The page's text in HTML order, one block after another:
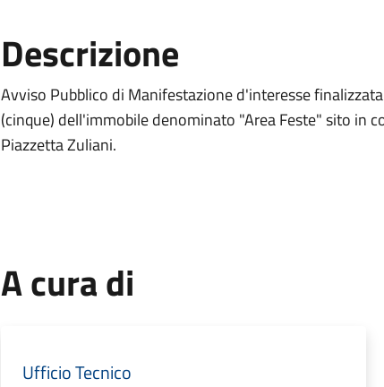
Descrizione
Avviso Pubblico di Manifestazione d'interesse
(cinque) dell'immobile denominato "Area Feste" sito in
Piazzetta Zuliani.
A cura di
Ufficio Tecnico